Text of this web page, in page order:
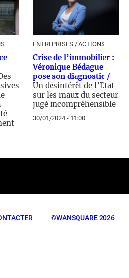
ENTREPRISES / ACTIONS
Crise de l’immobilier :
Véronique Bédague
pose son diagnostic /
Un désintérêt de l’Etat
sur les maux du secteur
jugé incompréhensible
30/01/2024 - 11:00
©WANSQUARE 2026